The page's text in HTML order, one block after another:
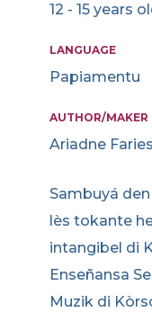
12 - 15 years
LANGUAGE
Papiamentu
AUTHOR/MAKER
Ariadne
Sambuyá
lès tokante
intangibel di
Enseñansa
Muzik di